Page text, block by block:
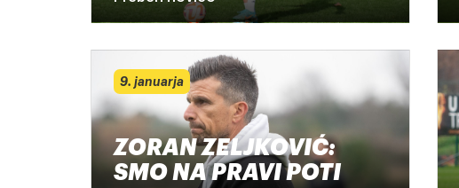
9. januarja
ZORAN ZELJKOVIĆ:
SMO NA PRAVI POTI